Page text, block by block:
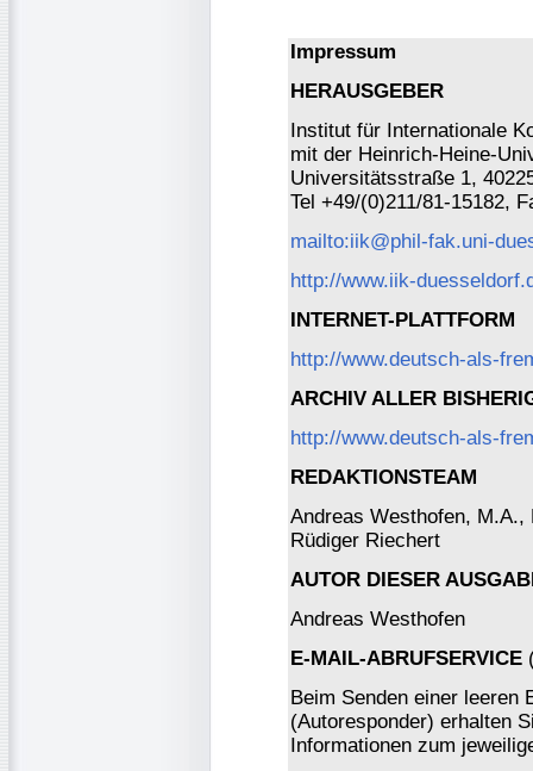
Impressum
HERAUSGEBER
Institut für Internationale
mit der Heinrich-Heine-
Universitätsstraße 1,
Tel +49/(0)211/81-15182,
mailto:iik@phil-fak.uni-
http://www.iik-
INTERNET-PLATTFORM
http://www.deutsch-als-
ARCHIV ALLER
http://www.deutsch-als-
REDAKTIONSTEAM
Andreas Westhofen, M.A.,
Rüdiger Riechert
AUTOR DIESER
Andreas Westhofen
E-MAIL-ABRUFSERVICE
Beim Senden einer leeren
(Autoresponder) erhalten
Informationen zum